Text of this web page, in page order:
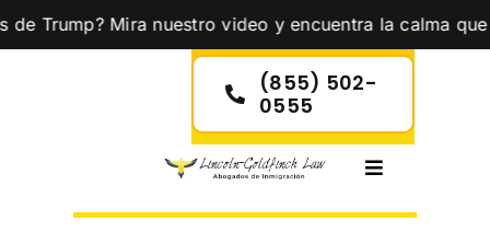
Skip
Mira nuestro video y encuentra la calma que
(855) 502-
0555
Toggle